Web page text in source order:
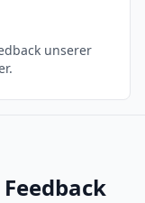
unserer